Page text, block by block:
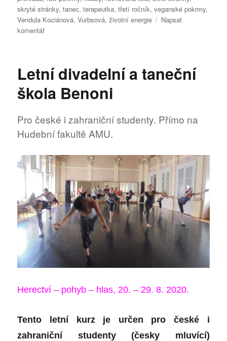
skryté stránky,tanec,terapeutka,třetí ročník,veganské pokrmy,
Vendula Kociánová,Vurbsová,životní energie
Napsat
komentářpro
Přijdou
vztahoví
instruktor
jógy
Letní divadelní a taneční
škola Benoni
Pro české i zahraniční studenty. Přímo na
Hudební fakultě AMU.
Herectví – pohyb – hlas, 20. – 29. 8. 2020.
Tento letní kurz je určen pro české i
zahraniční studenty (česky mluvící)